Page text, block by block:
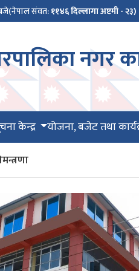
(नेपाल संवत:११४६ दिल्लागा अष्टमी - २३)
नगर
केन्द्र योजना, बजेट तथा